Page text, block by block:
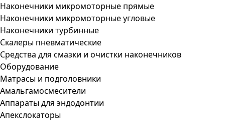
Наконечники микромоторные прямые
Наконечники микромоторные угловые
Наконечники турбинные
Скалеры пневматические
Средства для смазки и очистки наконечников
Оборудование
Матрасы и подголовники
Амальгамосмесители
Аппараты для эндодонтии
Апекслокаторы